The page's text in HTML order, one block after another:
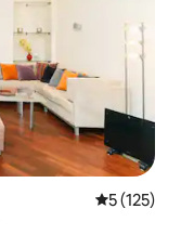
5 (125)